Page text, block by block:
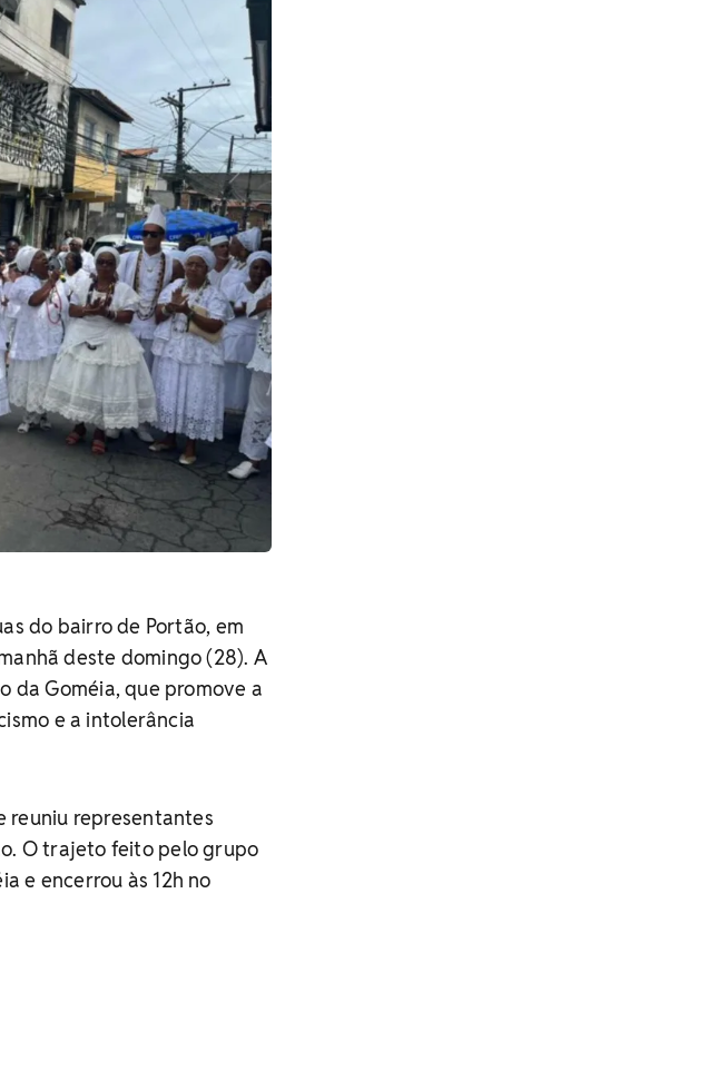
do bairro de Portão, em
deste domingo (28). A
da Goméia, que promove a
e a intolerância
reuniu representantes
O trajeto feito pelo grupo
e encerrou às 12h no